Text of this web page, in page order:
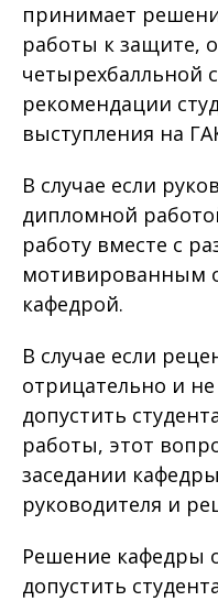
принимает
работы к защите,
четырехбалльной
рекомендации
выступления на
В случае если
дипломной
работу вместе с
мотивированным
кафедрой.
В случае если
отрицательно и
допустить
работы, этот
заседании
руководителя и
Решение кафедры
допустить